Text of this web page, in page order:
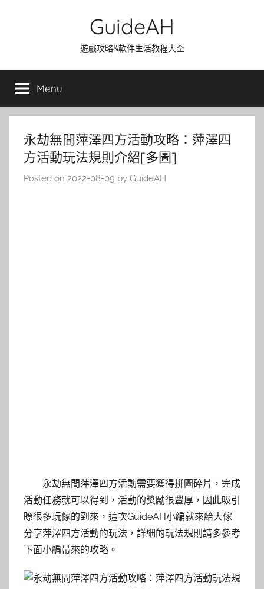
GuideAH
遊戲攻略&軟件生活教程大全
Menu
永劫無間萍澤四方活動攻略：萍澤四
方活動玩法規則介紹[多圖]
Posted on 2022-08-09 by GuideAH
永劫無間萍澤四方活動需要獲得拼圖碎片，完成
活動任務就可以得到，活動的獎勵很豐厚，因此吸引
瞭很多玩傢的到來，這次GuideAH小編就來給大傢
分享萍澤四方活動的玩法，詳細的玩法規則請多參考
下面小編帶來的攻略。